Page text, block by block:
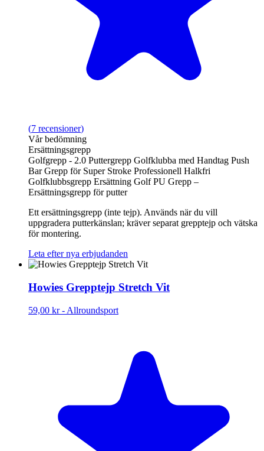
(7 recensioner)
Vår bedömning
Ersättningsgrepp
Golfgrepp - 2.0 Puttergrepp Golfklubba med Handtag Push
Bar Grepp för Super Stroke Professionell Halkfri
Golfklubbsgrepp Ersättning Golf PU Grepp –
Ersättningsgrepp för putter
Ett ersättningsgrepp (inte tejp). Används när du vill
uppgradera putterkänslan; kräver separat grepptejp och vätska
för montering.
Leta efter nya erbjudanden
Howies Grepptejp Stretch Vit
59,00 kr- Allroundsport